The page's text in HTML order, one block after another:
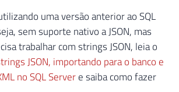
uma versão anterior ao SQL
sem suporte nativo a JSON, mas
trabalhar com strings JSON, leia o
JSON, importando para o banco e
no SQL Servere saiba como fazer